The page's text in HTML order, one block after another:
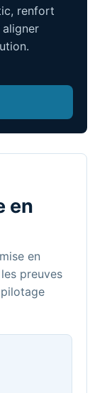
renfort
en
en
preuves